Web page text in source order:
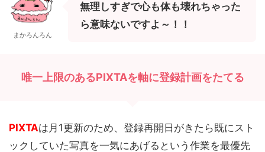
まかろんろん
無理しすぎで心も体も壊れちゃった
ら意味ないですよ～！！
唯一上限のあるPIXTAを軸に登録計画をたてる
PIXTAは月1更新のため、登録再開日がきたら既にスト
ックしていた写真を一気にあげるという作業を最優先